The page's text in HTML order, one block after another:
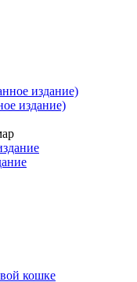
издание)